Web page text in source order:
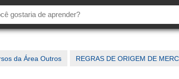
da Área Outros REGRAS DE ORIGEM DE